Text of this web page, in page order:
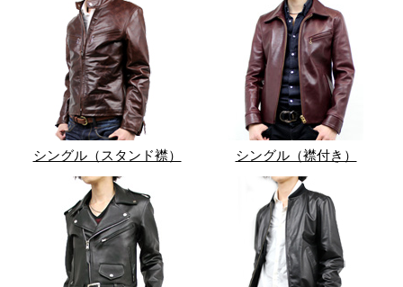
シングル（スタンド襟） シングル（襟付き）